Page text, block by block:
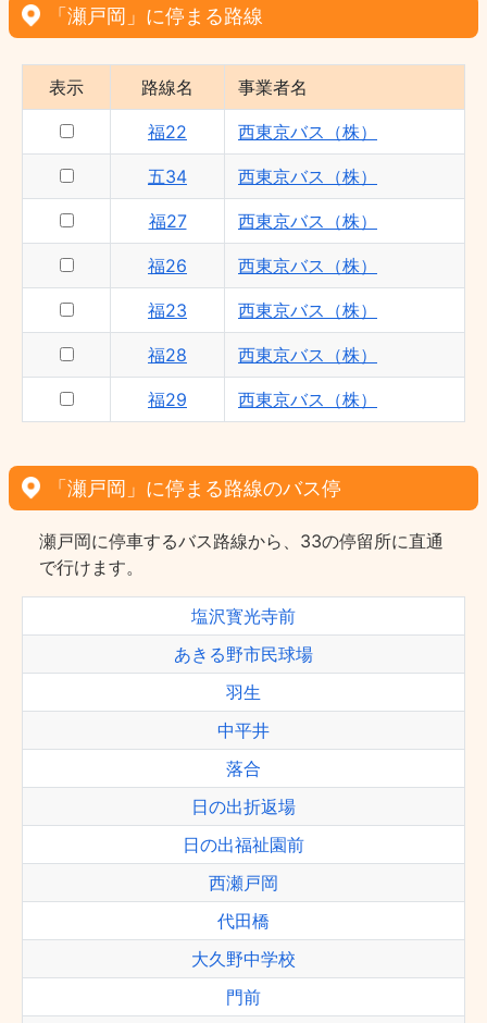
「瀬戸岡」に停まる路線
表示 路線名 事業者名
福22 西東京バス（株）
五34 西東京バス（株）
福27 西東京バス（株）
福26 西東京バス（株）
福23 西東京バス（株）
福28 西東京バス（株）
福29 西東京バス（株）
「瀬戸岡」に停まる路線のバス停
瀬戸岡に停車するバス路線から、33の停留所に直通
で行けます。
塩沢寳光寺前
あきる野市民球場
羽生
中平井
落合
日の出折返場
日の出福祉園前
西瀬戸岡
代田橋
大久野中学校
門前